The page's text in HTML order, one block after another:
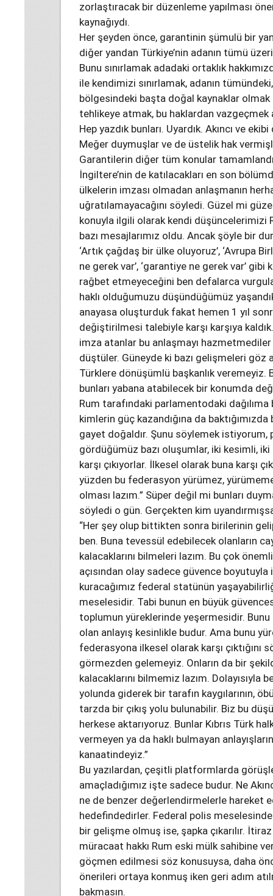
zorlaştıracak bir düzenleme yapılması
kaynağıydı.
Her şeyden önce, garantinin şümulü bir
diğer yandan Türkiye’nin adanın tümü
Bunu sınırlamak adadaki ortaklık
ile kendimizi sınırlamak, adanın
bölgesindeki başta doğal kaynaklar olmak
tehlikeye atmak, bu haklardan vazgeçmek
Hep yazdık bunları. Uyardık. Akıncı ve
Meğer duymuşlar ve de üstelik hak
Garantilerin diğer tüm konular
İngiltere’nin de katılacakları en son
ülkelerin imzası olmadan anlaşmanın
uğratılamayacağını söyledi. Güzel mi
konuyla ilgili olarak kendi düşüncelerimizi
bazı mesajlarımız oldu. Ancak şöyle bir
‘Artık çağdaş bir ülke oluyoruz’, ‘Avrupa
ne gerek var’, ‘garantiye ne gerek var’ gibi
rağbet etmeyeceğini ben defalarca
haklı olduğumuzu düşündüğümüz
anayasa oluşturduk fakat hemen 1 yıl
değiştirilmesi talebiyle karşı karşıya
imza atanlar bu anlaşmayı
düştüler. Güneyde ki bazı gelişmeleri göz
Türklere dönüşümlü başkanlık veremeyiz.
bunları yabana atabilecek bir konumda
Rum tarafındaki parlamentodaki
kimlerin güç kazandığına da
gayet doğaldır. Şunu söylemek istiyorum,
gördüğümüz bazı oluşumlar, iki kesimli,
karşı çıkıyorlar. İlkesel olarak buna karşı
yüzden bu federasyon yürümez,
olması lazım.” Süper değil mi bunları
söyledi o gün. Gerçekten kim
“Her şey olup bittikten sonra birilerinin
ben. Buna tevessül edebilecek olanların
kalacaklarını bilmeleri lazım. Bu çok
açısından olay sadece güvence boyutuyla
kuracağımız federal statünün
meselesidir. Tabi bunun en büyük
toplumun yüreklerinde yeşermesidir. Bunu
olan anlayış kesinlikle budur. Ama bunu
federasyona ilkesel olarak karşı
görmezden gelemeyiz. Onların da bir
kalacaklarını bilmemiz lazım. Dolayısıyla
yolunda giderek bir tarafın kaygılarının,
tarzda bir çıkış yolu bulunabilir. Biz bu
herkese aktarıyoruz. Bunlar Kıbrıs Türk
vermeyen ya da haklı bulmayan
kanaatindeyiz.”
Bu yazılardan, çeşitli platformlarda
amaçladığımız işte sadece budur. Ne
ne de benzer değerlendirmelerle hareket
hedefindedirler. Federal polis
bir gelişme olmuş ise, şapka çıkarılır.
müracaat hakkı Rum eski mülk sahibine
göçmen edilmesi söz konusuysa, daha
önerileri ortaya konmuş iken geri adım
bakmasın.